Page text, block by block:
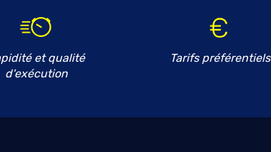
PLESSIS
Jardin
- 12:00 et 14:00 - 18:00
et qualité
d'exécution
Tarifs préférentiels